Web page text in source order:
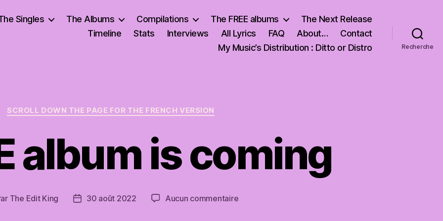
Singles The Albums Compilations The FREE albums
The Next Release
Timeline
Stats Interviews All Lyrics FAQ About…
Contact
My Music’s Distribution : Ditto or Distro
Recherche
Catégories
SCROLL DOWN THE PAGE FOR THE FRENCH VERSION
album is coming
The Edit King
Date30 août 2022 Aucun commentairesur